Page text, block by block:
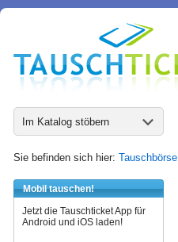
Im Katalog stöbern
Sie befinden sich hier: Tauschbörse
Mobil tauschen!
Jetzt die Tauschticket App für
Android und iOS laden!